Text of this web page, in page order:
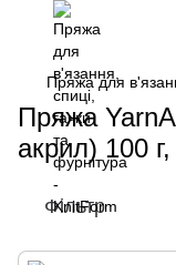
Пряжа для
Пряжа
акрил) 100
Фільтр